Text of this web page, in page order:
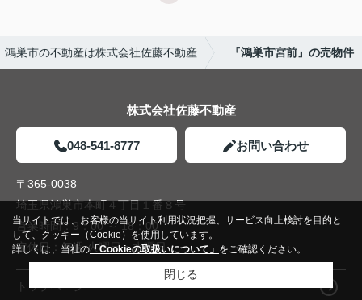
鴻巣市の不動産は株式会社佐藤不動産 『鴻巣市宮前』の売物件
株式会社佐藤不動産
048-541-8777 お問い合わせ
〒365-0038
埼玉県鴻巣市本町４丁目１番８号
営業時間：9：00 ～ 18：00
定休日： 毎週 火曜日・水曜日
トップページ
当サイトでは、お客様の当サイト利用状況把握、サービス向上検討を目的と
して、クッキー（Cookie）を使用しています。
詳しくは、当社の「Cookieの取扱いについて」 をご確認ください。
閉じる